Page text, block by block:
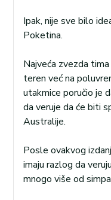
Ipak, nije sve bilo
Poketina.
Najveća zvezda
teren već na
utakmice poručio je
da veruje da će biti
Australije.
Posle ovakvog
imaju razlog da
mnogo više od